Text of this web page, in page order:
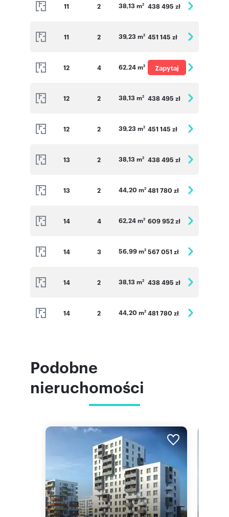
11 2 38,13 m2 438 495 zł
11 2 39,23 m2 451 145 zł
12 4 62,24 m2
Zapytaj
12 2 38,13 m2 438 495 zł
12 2 39,23 m2 451 145 zł
13 2 38,13 m2 438 495 zł
13 2 44,20 m2 481 780 zł
14 4 62,24 m2 609 952 zł
14 3 56,99 m2 567 051 zł
14 2 38,13 m2 438 495 zł
14 2 44,20 m2 481 780 zł
Podobne
nieruchomości